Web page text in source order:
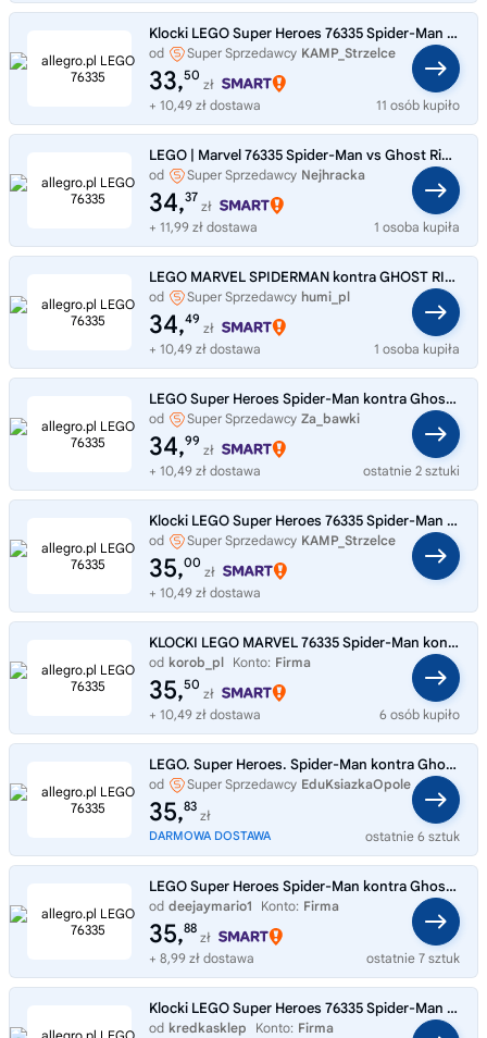
Klocki LEGO Super Heroes 76335 Spider-Man kontra Ghost Rider na motocyklu
od Super Sprzedawcy KAMP_Strzelce
33,50
zł
+ 10,49 zł dostawa
11 osób kupiło
LEGO | Marvel 76335 Spider-Man vs Ghost Rider na motocyklu
od Super Sprzedawcy Nejhracka
34,37
zł
+ 11,99 zł dostawa
1 osoba kupiła
LEGO MARVEL SPIDERMAN kontra GHOST RIDER MOTOR 76335 + TORBA LEGO
od Super Sprzedawcy humi_pl
34,49
zł
+ 10,49 zł dostawa
1 osoba kupiła
LEGO Super Heroes Spider-Man kontra Ghost Rider na motocyklu 76335
od Super Sprzedawcy Za_bawki
34,99
zł
+ 10,49 zł dostawa
ostatnie 2 sztuki
Klocki LEGO Super Heroes 76335 Spider-Man kontra Ghost Rider na motocyklu
od Super Sprzedawcy KAMP_Strzelce
35,00
zł
+ 10,49 zł dostawa
KLOCKI LEGO MARVEL 76335 Spider-Man kontra Ghost Rider na motocyklu
od korob_pl Konto: Firma
35,50
zł
+ 10,49 zł dostawa
6 osób kupiło
LEGO. Super Heroes. Spider-Man kontra Ghost 76335
od Super Sprzedawcy EduKsiazkaOpole
35,83
zł
DARMOWA DOSTAWA ostatnie 6 sztuk
LEGO Super Heroes Spider-Man kontra Ghost Rider na motocyklu 76335
od deejaymario1 Konto: Firma
35,88
zł
+ 8,99 zł dostawa
ostatnie 7 sztuk
Klocki LEGO Super Heroes 76335 Spider-Man kontra Ghost Rider na motocyklu
od kredkasklep Konto: Firma